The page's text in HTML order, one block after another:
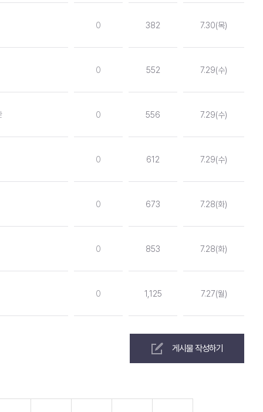
0 382 7.30(목)
0 552 7.29(수)
0 556 7.29(수)
0 612 7.29(수)
0 673 7.28(화)
0 853 7.28(화)
0 1,125 7.27(월)
게시물 작성하기